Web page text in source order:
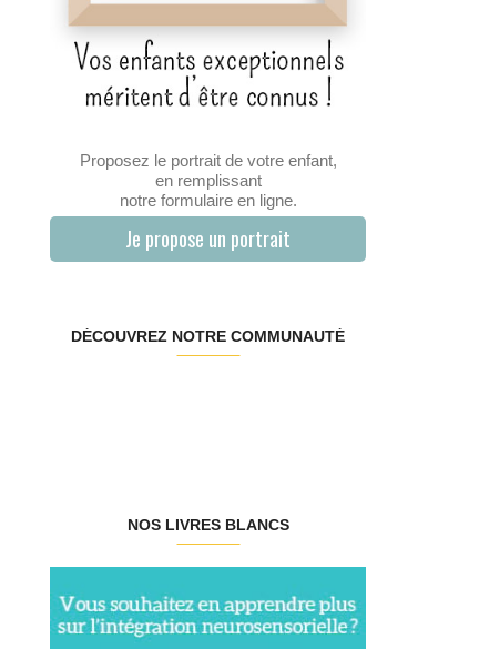
Proposez le portrait de votre enfant,
en remplissant
notre formulaire en ligne.
Je propose un portrait
DÉCOUVREZ NOTRE COMMUNAUTÉ
NOS LIVRES BLANCS